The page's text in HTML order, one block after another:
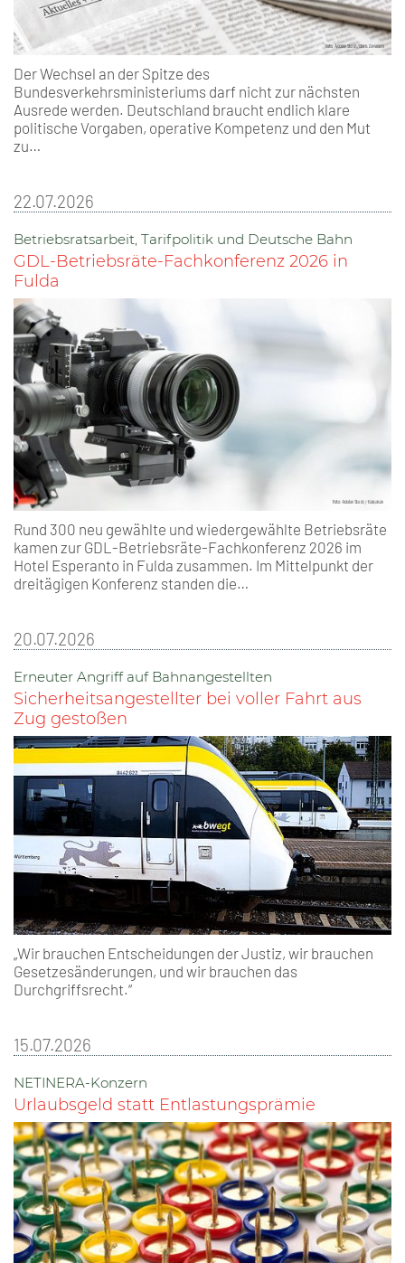
Der Wechsel an der Spitze des
Bundesverkehrsministeriums darf nicht zur nächsten
Ausrede werden. Deutschland braucht endlich klare
politische Vorgaben, operative Kompetenz und den Mut
zu…
22.07.2026
Betriebsratsarbeit, Tarifpolitik und Deutsche Bahn
GDL-Betriebsräte-Fachkonferenz 2026 in
Fulda
Rund 300 neu gewählte und wiedergewählte Betriebsräte
kamen zur GDL-Betriebsräte-Fachkonferenz 2026 im
Hotel Esperanto in Fulda zusammen. Im Mittelpunkt der
dreitägigen Konferenz standen die…
20.07.2026
Erneuter Angriff auf Bahnangestellten
Sicherheitsangestellter bei voller Fahrt aus
Zug gestoßen
„Wir brauchen Entscheidungen der Justiz, wir brauchen
Gesetzesänderungen, und wir brauchen das
Durchgriffsrecht.“
15.07.2026
NETINERA-Konzern
Urlaubsgeld statt Entlastungsprämie